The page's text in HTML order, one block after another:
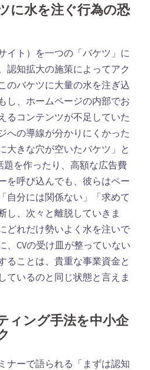
に水を注ぐ行為の恐
イト）を一つの「バケツ」に
認知拡大の施策によってアク
のバケツに大量の水を注ぎ込
し、ホームページの内部でお
るコンテンツが不足していた
への導線が分かりにくかった
大きな穴が空いたバケツ」と
題を作ったり、高額な広告費
を呼び込んでも、彼らはペー
自分には関係ない」「求めて
し、次々と離脱していきま
どれだけ勢いよく水を注いで
、CVの受け皿が整っていない
ることは、貴重な事業資金と
ているのと同じ状態と言えま
ィング手法を中小企
ナーで語られる「まずは認知